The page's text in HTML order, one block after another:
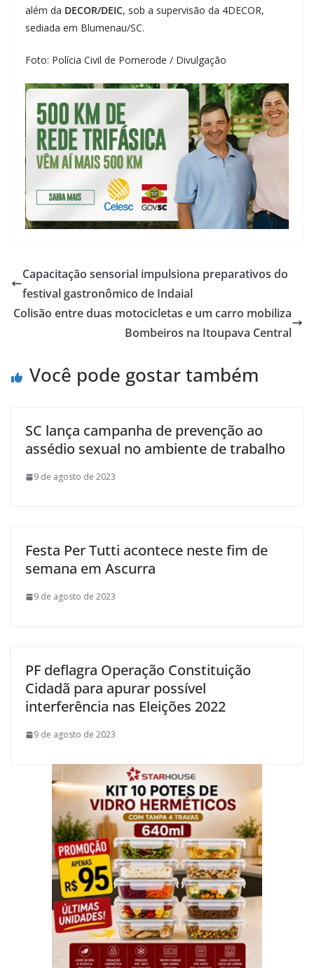
além da DECOR/DEIC, sob a supervisão da 4DECOR,
sediada em Blumenau/SC.
Foto: Polícia Civil de Pomerode / Divulgação
Capacitação sensorial impulsiona preparativos do
festival gastronômico de Indaial
Colisão entre duas motocicletas e um carro mobiliza
Bombeiros na Itoupava Central
Você pode gostar também
SC lança campanha de prevenção ao
assédio sexual no ambiente de trabalho
9 de agosto de 2023
Festa Per Tutti acontece neste fim de
semana em Ascurra
9 de agosto de 2023
PF deflagra Operação Constituição
Cidadã para apurar possível
interferência nas Eleições 2022
9 de agosto de 2023